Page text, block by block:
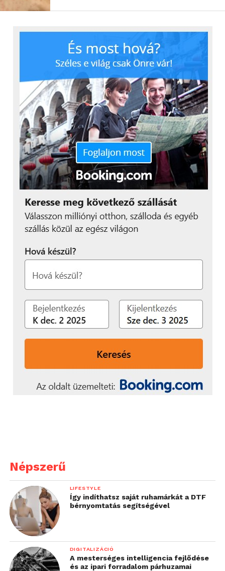
Népszerű
LIFESTYLE
Így indíthatsz saját ruhamárkát a DTF
bérnyomtatás segítségével
DIGITALIZÁCIÓ
A mesterséges intelligencia fejlődése
és az ipari forradalom párhuzamai